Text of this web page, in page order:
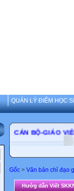
QUẢN LÝ ĐIỂM HỌC
CÁN BỘ-GIÁO
Gốc > Văn bản chỉ đạo
Hướg dẫn Viết